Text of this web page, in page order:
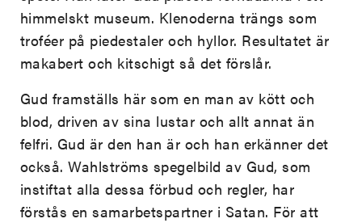
himmelskt museum. Klenoderna trängs som
troféer på piedestaler och hyllor. Resultatet är
makabert och kitschigt så det förslår.
Gud framställs här som en man av kött och
blod, driven av sina lustar och allt annat än
felfri. Gud är den han är och han erkänner det
också. Wahlströms spegelbild av Gud, som
instiftat alla dessa förbud och regler, har
förstås en samarbetspartner i Satan. För att